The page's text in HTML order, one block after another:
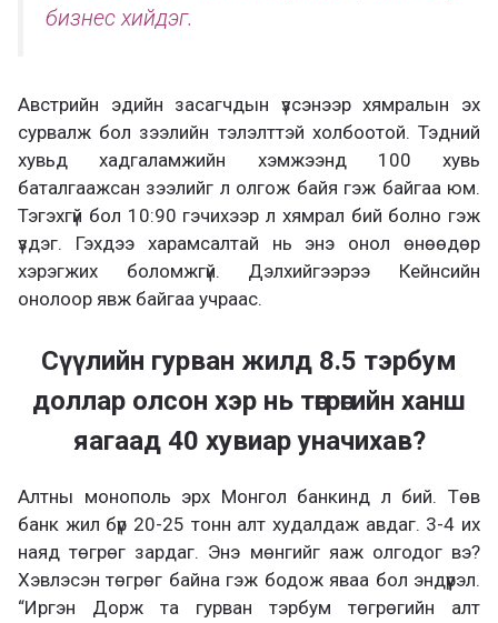
бизнес хийдэг.
Австрийн эдийн засагчдын үзсэнээр хямралын эх
сурвалж бол зээлийн тэлэлттэй холбоотой. Тэдний
хувьд хадгаламжийн хэмжээнд 100 хувь
баталгаажсан зээлийг л олгож байя гэж байгаа юм.
Тэгэхгүй бол 10:90 гэчихээр л хямрал бий болно гэж
үздэг. Гэхдээ харамсалтай нь энэ онол өнөөдөр
хэрэгжих боломжгүй. Дэлхийгээрээ Кейнсийн
онолоор явж байгаа учраас.
Сүүлийн гурван жилд 8.5 тэрбум
доллар олсон хэр нь төгрөгийн ханш
яагаад 40 хувиар уначихав?
Алтны монополь эрх Монгол банкинд л бий. Төв
банк жил бүр 20-25 тонн алт худалдаж авдаг. 3-4 их
наяд төгрөг зардаг. Энэ мөнгийг яаж олгодог вэ?
Хэвлэсэн төгрөг байна гэж бодож яваа бол эндүүрэл.
“Иргэн Дорж та гурван тэрбум төгрөгийн алт